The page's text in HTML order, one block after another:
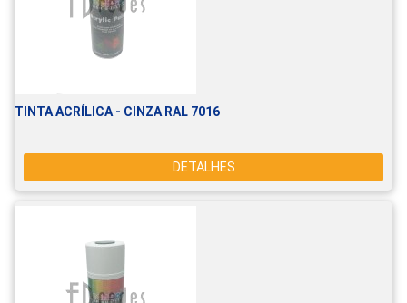
TINTA ACRÍLICA - CINZA RAL 7016
DETALHES